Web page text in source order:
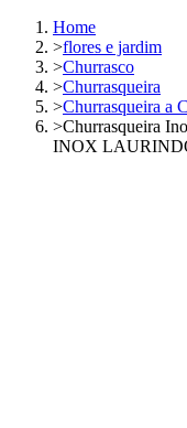
Home
>flores e jardim
>Churrasco
>Churrasqueira
>Churrasqueira a
>Churrasqueira
INOX